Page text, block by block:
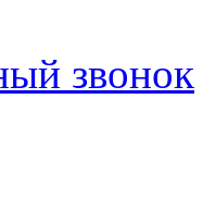
звонок